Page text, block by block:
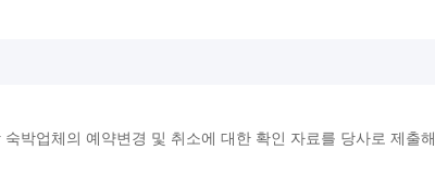
박업체의 예약변경 및 취소에 대한 확인 자료를 당사로 제출